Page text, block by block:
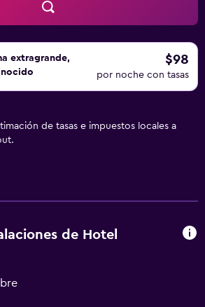
extragrande,
$98
por noche con tasas
de tasas e impuestos locales a
de Hotel